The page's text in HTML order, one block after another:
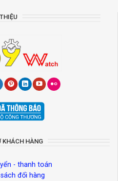
KHÁCH HÀNG
- thanh toán
đổi hàng